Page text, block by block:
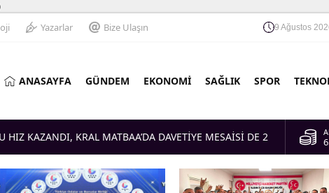
Yazarlar Bize Ulaşın 9 Ağustos
ANASAYFA GÜNDEM EKONOMİ SAĞLIK SPOR
HIZ KAZANDI, KRAL MATBAA’DA DAVETİYE MESAİSİ DE 2
SANAYİ ODASI’NDAN DEV BAŞARI! KALİTELİ HİZMETİN
TESLİM EDİLDİ